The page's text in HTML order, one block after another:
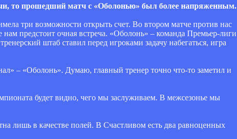
то прошедший матч с «Оболонью» был более напряженным.
три возможности открыть счет. Во втором матче против нас
предстоит очная встреча. «Оболонь» – команда Премьер-лиги
штаб ставил перед игроками задачу набегаться, игра
– «Оболонь». Думаю, главный тренер точно что-то заметил и
будет видно, чего мы заслуживаем. В межсезонье мы
лишь в качестве полей. В Счастливом есть два равноценных